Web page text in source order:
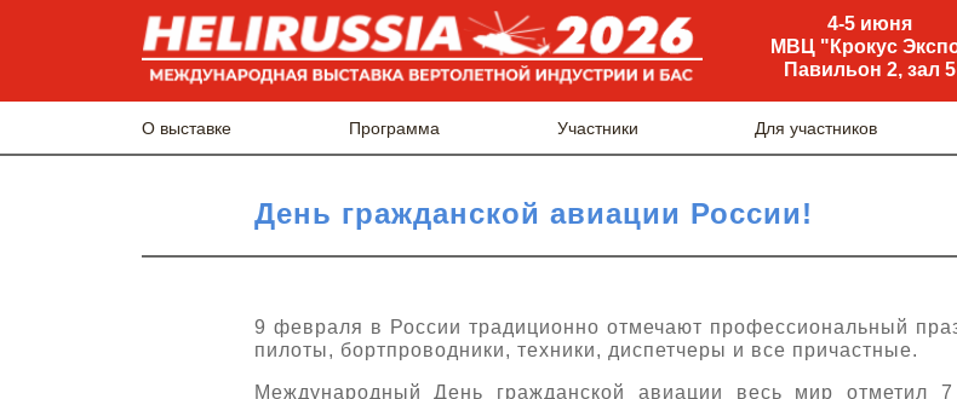
4-5 июня
МВЦ "Крокус
Павильон 2, зал 5
О выставке Программа Участники Для участников
День гражданской авиации России!
9 февраля в России традиционно отмечают профессиональный
пилоты, бортпроводники, техники, диспетчеры и все причастные.
Международный День гражданской авиации весь мир отметил